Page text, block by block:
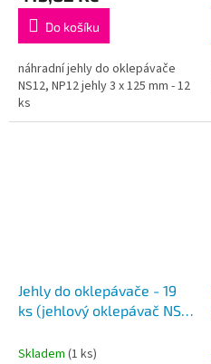
Do košíku
náhradní jehly do oklepávače
NS12, NP12 jehly 3 x 125 mm - 12
ks
Jehly do oklepávače - 19
ks (jehlový oklepávač NS
Skladem (1 ks)